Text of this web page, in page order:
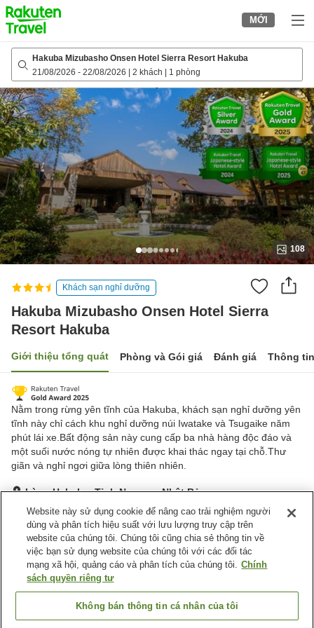
to
top
page
MỚI
Hakuba Mizubasho Onsen Hotel Sierra Resort Hakuba
21/08/2026 - 22/08/2026 2 khách 1 phòng
108
Khách sạn nghỉ dưỡng
Hakuba Mizubasho Onsen Hotel Sierra
Resort Hakuba
Giới thiệu tổng quát Phòng và Gói giá Đánh giá Thông
Nằm trong rừng yên tĩnh của Hakuba, khách sạn nghỉ dưỡng yên
tĩnh này chỉ cách khu nghỉ dưỡng núi Iwatake và Tsugaike năm
phút lái xe.Bất động sản này cung cấp ba nhà hàng độc đáo và
một suối nước nóng tự nhiên được khai thác ngay tại chỗ.Thư
giãn và nghỉ ngơi giữa lòng thiên nhiên.
Làng Hakuba, Tỉnh Nagano, Nhật Bản
Hiển thị trên bản đồ
Tuyệt vời Đánh giá:409 lượt
Tiện nghi chỗ nghỉ
Suối nước nóng trong nhà
Bể ngâm chân
Lounge
Website này sử dụng cookie để nâng cao trải nghiệm người
dùng và phân tích hiệu suất với lưu lượng truy cập trên
website của chúng tôi. Chúng tôi cũng chia sẻ thông tin về
việc bạn sử dụng website của chúng tôi với các đối tác
mạng xã hội, quảng cáo và phân tích của chúng tôi. Chính
sách quyền riêng tư
Không bán thông tin cá nhân của tôi